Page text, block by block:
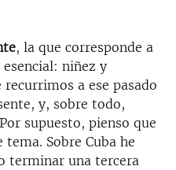
, la que corresponde a
niñez y
a ese pasado
y, sobre todo,
supuesto, pienso que
Sobre Cuba he
terminar una tercera